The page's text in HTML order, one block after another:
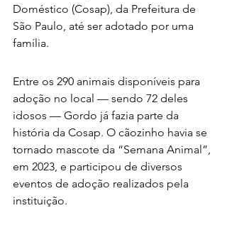
Doméstico (Cosap), da Prefeitura de
São Paulo, até ser adotado por uma
família.
Entre os 290 animais disponíveis para
adoção no local — sendo 72 deles
idosos — Gordo já fazia parte da
história da Cosap. O cãozinho havia se
tornado mascote da “Semana Animal”,
em 2023, e participou de diversos
eventos de adoção realizados pela
instituição.